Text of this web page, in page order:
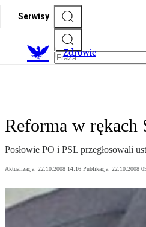
Serwisy
Zdrowie
Reforma w rękach
Posłowie PO i PSL przegłosowali
Aktualizacja: 22.10.2008 14:16 Publikacja: 22.10.2008